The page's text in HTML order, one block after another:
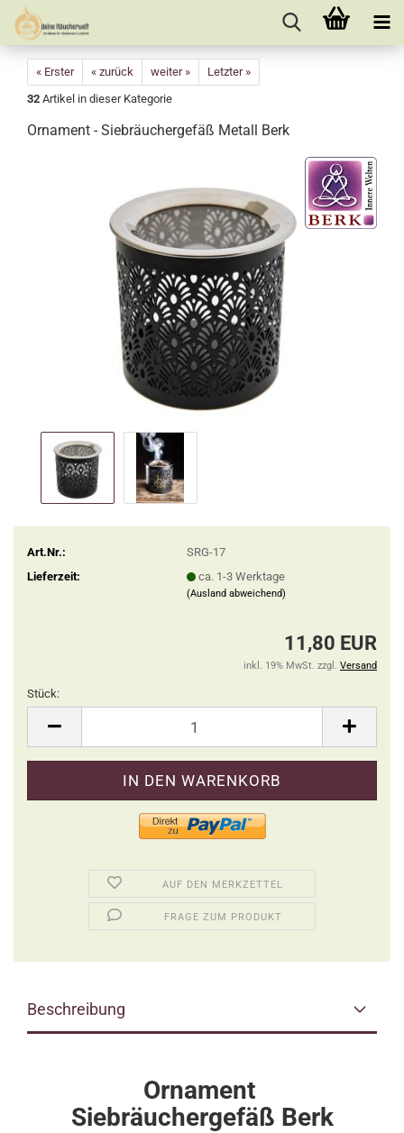
« Erster « zurück weiter »
Letzter »
32 Artikel in dieser Kategorie
Ornament - Siebräuchergefäß Metall Berk
Art.Nr.:
SRG-17
Lieferzeit:
ca. 1-3 Werktage
(Ausland abweichend)
11,80 EUR
inkl. 19% MwSt. zzgl. Versand
Stück:
AUF DEN MERKZETTEL
FRAGE ZUM PRODUKT
Beschreibung
Ornament
Siebräuchergefäß Berk